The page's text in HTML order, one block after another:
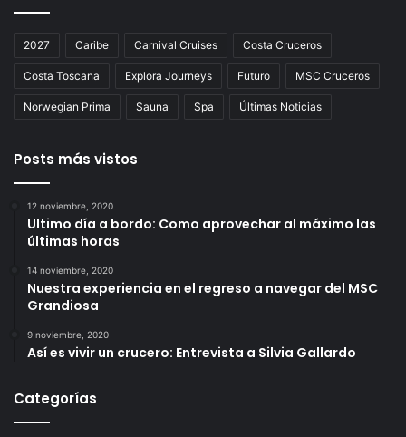
2027 Caribe Carnival Cruises Costa Cruceros
Costa Toscana Explora Journeys Futuro MSC Cruceros
Norwegian Prima Sauna Spa Últimas Noticias
Posts más vistos
12 noviembre, 2020
Ultimo día a bordo: Como aprovechar al máximo las
últimas horas
14 noviembre, 2020
Nuestra experiencia en el regreso a navegar del MSC
Grandiosa
9 noviembre, 2020
Así es vivir un crucero: Entrevista a Silvia Gallardo
Categorías